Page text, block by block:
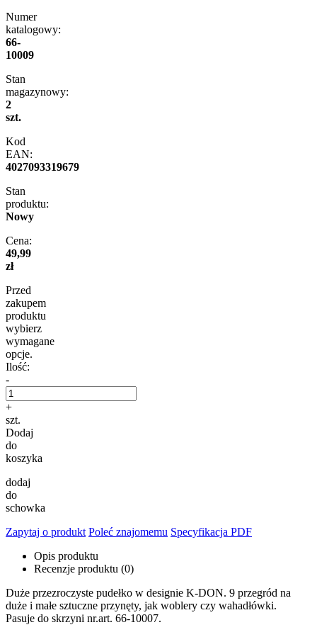
Numer
katalogowy:
66-
10009
Stan
magazynowy:
2
szt.
Kod
EAN:
4027093319679
Stan
produktu:
Nowy
Cena:
49,99
zł
Przed
zakupem
produktu
wybierz
wymagane
opcje.
Ilość:
-
+
szt.
Dodaj
do
koszyka
dodaj
do
schowka
Zapytaj o produkt Poleć znajomemu Specyfikacja PDF
Opis produktu
Recenzje produktu (0)
Duże przezroczyste pudełko w designie K-DON. 9 przegród na
duże i małe sztuczne przynęty, jak woblery czy wahadłówki.
Pasuje do skrzyni nr.art. 66-10007.